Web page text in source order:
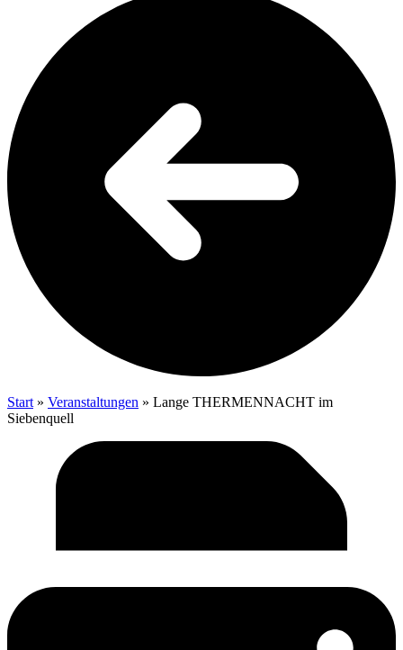
Start » Veranstaltungen » Lan­ge THER­MEN­NACHT im
Siebenquell